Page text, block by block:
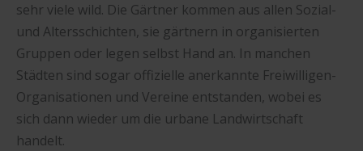
sehr viele wild. Die Gärtner kommen aus allen Sozial-
und Altersschichten, sie gärtnern in organisierten
Gruppen oder legen selbst Hand an. In manchen
Städten sind sogar offizielle anerkannte Freiwilligen-
Organisationen und Vereine entstanden, wobei es
sich dann wieder um die urbane Landwirtschaft
handelt.